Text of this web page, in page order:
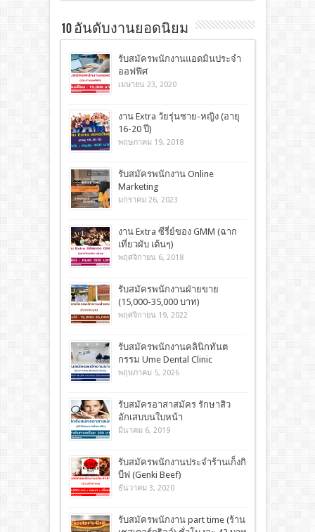
10 อันดับงานยอดนิยม
รับสมัครพนักงานแอดมินประจำ
ออฟฟิศ
เมษายน 23, 2020
งาน Extra วัยรุ่นชาย-หญิง (อายุ
16-20 ปี)
พฤษภาคม 19, 2018
รับสมัครพนักงาน Online
Marketing
มกราคม 26, 2023
งาน Extra ซีรี่ย์ของ GMM (ฉาก
เที่ยวผับ เต้นๆ)
พฤศจิกายน 6, 2018
รับสมัครพนักงานฝ่ายขาย
(15,000-35,000 บาท)
พฤศจิกายน 19, 2022
รับสมัครพนักงานคลินิกทันต
กรรม Ume​ Dental Clinic
พฤษภาคม 5, 2026
รับสมัครอาสาสมัคร รักษาสิว
อักเสบบนใบหน้า
มีนาคม 6, 2019
รับสมัครพนักงานประจำร้านเก็งกิ
บีฟ (Genki Beef)
ธันวาคม 3, 2020
รับสมัครพนักงาน part time (ร้าน